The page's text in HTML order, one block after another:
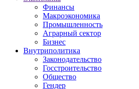
Финансы
Макроэкономика
Промышленность
Аграрный сектор
Бизнес
Внутриполитика
Законодательство
Госстроительство
Общество
Гендер